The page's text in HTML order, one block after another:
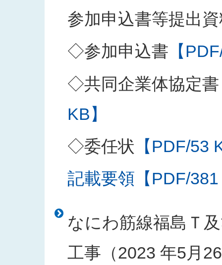
参加申込書等提出
◇参加申込書 【
◇共同企業体協定書
KB】
◇委任状 【PDF/53
記載要領【PDF/
なにわ筋線福島Ｔ
工事（2023 年5月